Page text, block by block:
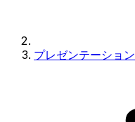
プレゼンテーション